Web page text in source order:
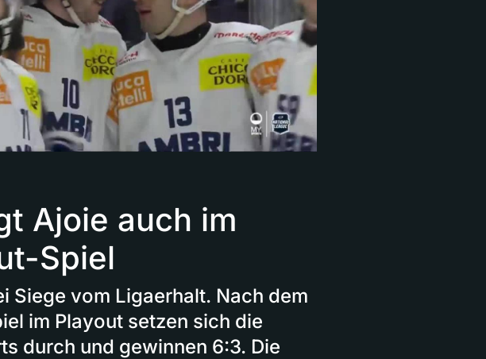
Ajoie auch im
Spiel
Siege vom Ligaerhalt. Nach dem
im Playout setzen sich die
durch und gewinnen 6:3. Die